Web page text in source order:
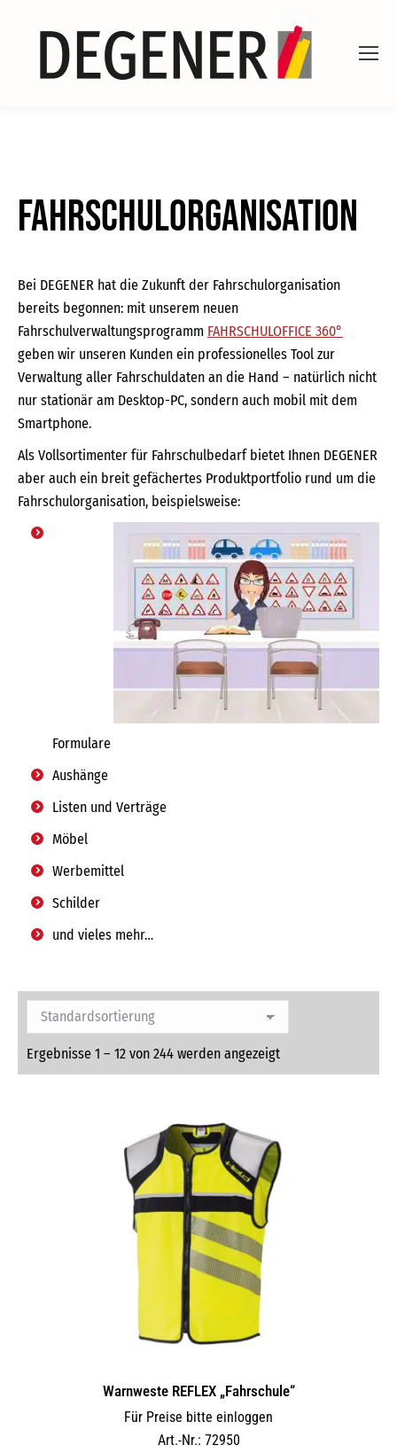
Fahrschulorganisation
Bei DEGENER hat die Zukunft der Fahrschulorganisation
bereits begonnen: mit unserem neuen
Fahrschulverwaltungsprogramm FAHRSCHULOFFICE 360°
geben wir unseren Kunden ein professionelles Tool zur
Verwaltung aller Fahrschuldaten an die Hand – natürlich nicht
nur stationär am Desktop-PC, sondern auch mobil mit dem
Smartphone.
Als Vollsortimenter für Fahrschulbedarf bietet Ihnen DEGENER
aber auch ein breit gefächertes Produktportfolio rund um die
Fahrschulorganisation, beispielsweise:
Formulare
Aushänge
Listen und Verträge
Möbel
Werbemittel
Schilder
und vieles mehr…
Ergebnisse 1 – 12 von 244 werden angezeigt
Warnweste REFLEX „Fahrschule“
Für Preise bitte einloggen
Art.-Nr.: 72950